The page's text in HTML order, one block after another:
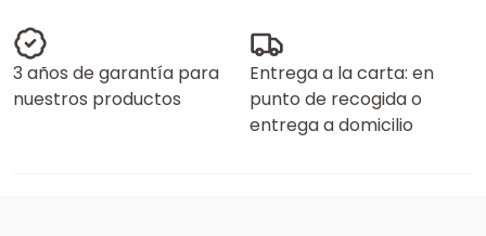
3 años de garantía para
nuestros productos
Entrega a la carta: en
punto de recogida o
entrega a domicilio